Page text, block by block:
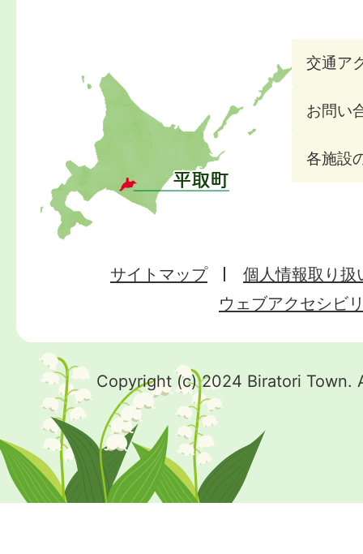
交通ア
お問い
各施設
サイトマップ
個人情報取り扱
ウェブアクセシビ
Copyright (c) 2024 Biratori Town.